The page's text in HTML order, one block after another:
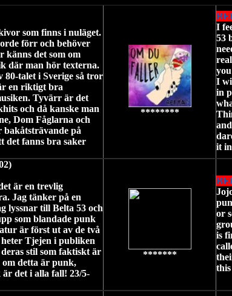
som finns i nuläget.
förr och behöver
känns det som om
där man hör texterna.
80-talet i Sverige så tror
en riktigt bra
Tyvärr är det
och då kanske man
Dom Fåglarna och
bakåtsträvande på
det fanns bra saker
********
I
53
I
in
it
är en trevlig
Jag tänker på en
lyssnar till Belta 53 och
som blandade punk
är först ut av de två
Tjejen i publiken
stil som faktiskt är
om detta är punk,
det i alla fall! 23/5-
*******
or
is